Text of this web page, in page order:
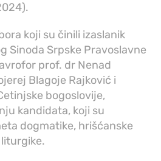
koji su činili izaslanik
Sinoda Srpske Pravoslavne
prof. dr Nenad
Blagoje Rajković i
bogoslovije,
kandidata, koji su
dogmatike, hrišćanske